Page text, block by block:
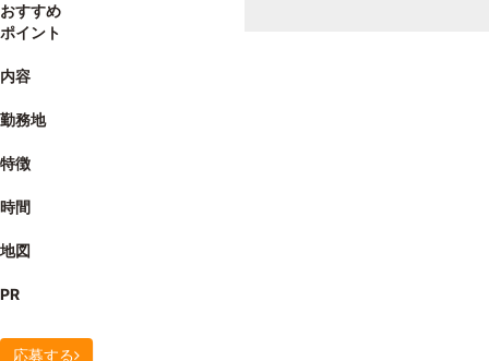
おすすめ
ポイント
内容
勤務地
特徴
時間
地図
PR
応募する